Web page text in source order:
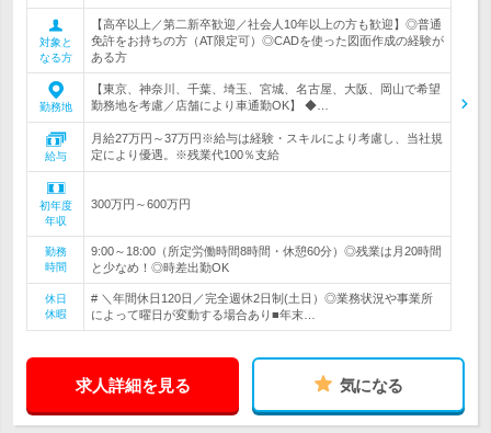
対象と
なる方
【高卒以上／第二新卒歓迎／社会人10年以上の方も歓迎】◎普通
免許をお持ちの方（AT限定可）◎CADを使った図面作成の経験が
ある方
勤務地
【東京、神奈川、千葉、埼玉、宮城、名古屋、大阪、岡山で希望
勤務地を考慮／店舗により車通勤OK】 ◆…
給与
月給27万円～37万円※給与は経験・スキルにより考慮し、当社規
定により優遇。※残業代100％支給
初年度
年収
300万円～600万円
勤務
時間
9:00～18:00（所定労働時間8時間・休憩60分）◎残業は月20時間
と少なめ！◎時差出勤OK
休日
休暇
# ＼年間休日120日／完全週休2日制(土日）◎業務状況や事業所
によって曜日が変動する場合あり■年末…
求人詳細を見る 気になる